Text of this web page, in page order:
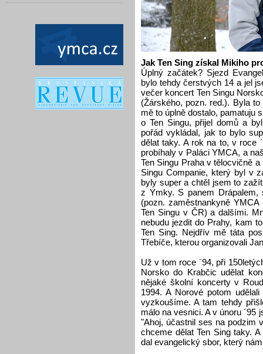
Jak Ten Sing získal Mikiho
Úplný začátek? Sjezd
bylo tehdy čerstvých 14 a jel
večer koncert Ten Singu
(Žárského, pozn. red.). Byla
mě to úplně dostalo, pamatuju
o Ten Singu, přijel domů a
pořád vykládal, jak to bylo
dělat taky. A rok na to, v roce
probíhaly v Paláci YMCA, a
Ten Singu Praha v tělocvičně
Singu Companie, který byl v
byly super a chtěl jsem to
z Ymky. S panem Drápalem,
(pozn. zaměstnankyně
Ten Singu v ČR) a dalšími.
nebudu jezdit do Prahy, kam
Ten Sing. Nejdřív mě táta
Třebíče, kterou organizovali
Už v tom roce ´94, při
Norsko do Krabčic udělat
nějaké školní koncerty v
1994. A Norové potom
vyzkoušíme. A tam tehdy
málo na vesnici. A v únoru
"Ahoj, účastnil ses na podzim
chceme dělat Ten Sing taky.
dal evangelický sbor, který